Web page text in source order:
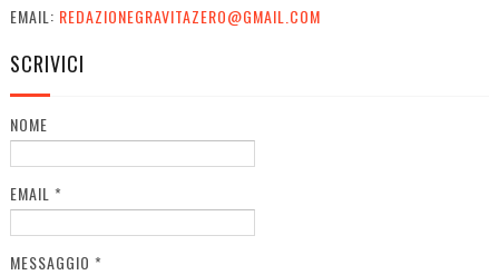
EMAIL: REDAZIONEGRAVITAZERO@GMAIL.COM
SCRIVICI
NOME
EMAIL *
MESSAGGIO *